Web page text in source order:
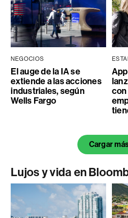
NEGOCIOS
El auge de la IA se
extiende a las acciones
industriales, según
Wells Fargo
con
Cargar
Lujos y vida en